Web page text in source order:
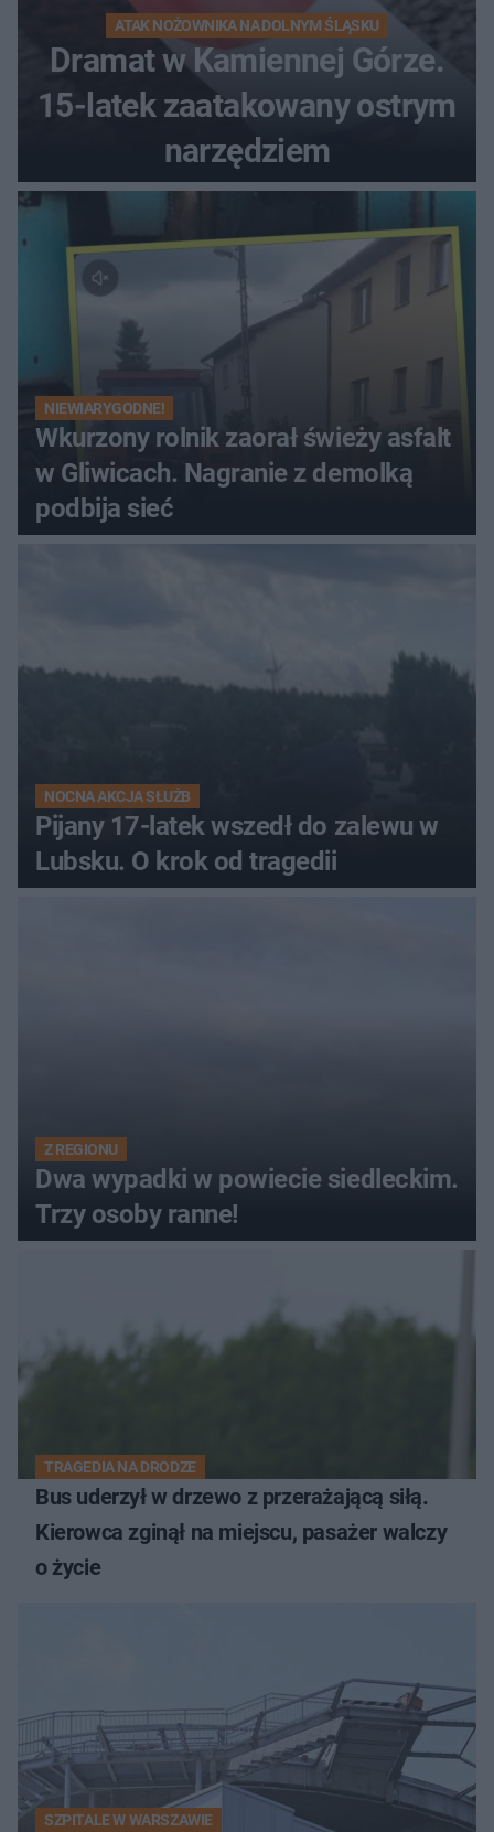
ATAK NOŻOWNIKA NA DOLNYM ŚLĄSKU
Dramat w Kamiennej Górze.
15-latek zaatakowany ostrym
narzędziem
NIEWIARYGODNE!
Wkurzony rolnik zaorał świeży asfalt
w Gliwicach. Nagranie z demolką
podbija sieć
NOCNA AKCJA SŁUŻB
Pijany 17-latek wszedł do zalewu w
Lubsku. O krok od tragedii
Z REGIONU
Dwa wypadki w powiecie siedleckim.
Trzy osoby ranne!
TRAGEDIA NA DRODZE
Bus uderzył w drzewo z przerażającą siłą.
Kierowca zginął na miejscu, pasażer walczy
o życie
SZPITALE W WARSZAWIE